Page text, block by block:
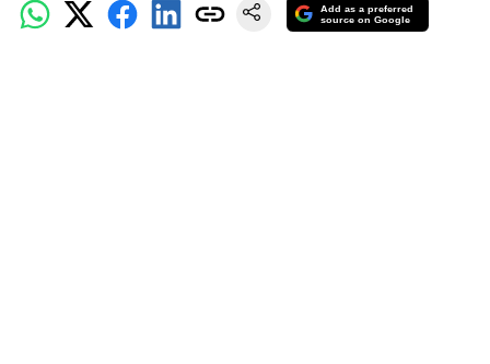
Add as a preferred
source on Google